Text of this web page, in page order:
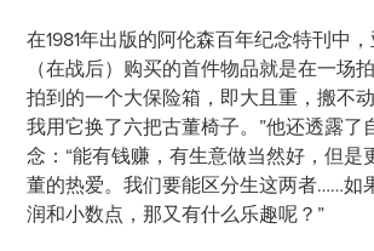
在1981年出版的阿伦森百年纪念特刊中
（在战后）购买的首件物品就是在一场
拍到的一个大保险箱，即大且重，搬不
我用它换了六把古董椅子。”他还透露了
念：“能有钱赚，有生意做当然好，但是
董的热爱。我们要能区分生这两者……如
润和小数点，那又有什么乐趣呢？”